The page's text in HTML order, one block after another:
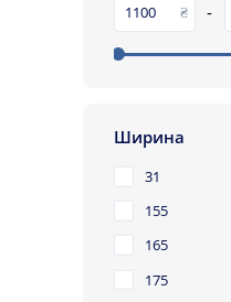
-
Ширина
31
155
165
175